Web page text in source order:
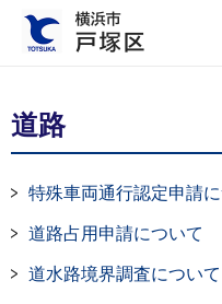
道路
特殊車両通行認定申請
道路占用申請について
道水路境界調査について